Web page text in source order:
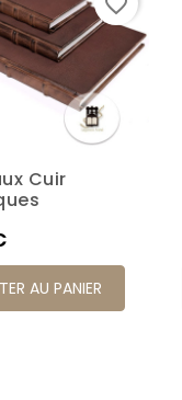
Cuir
AU PANIER